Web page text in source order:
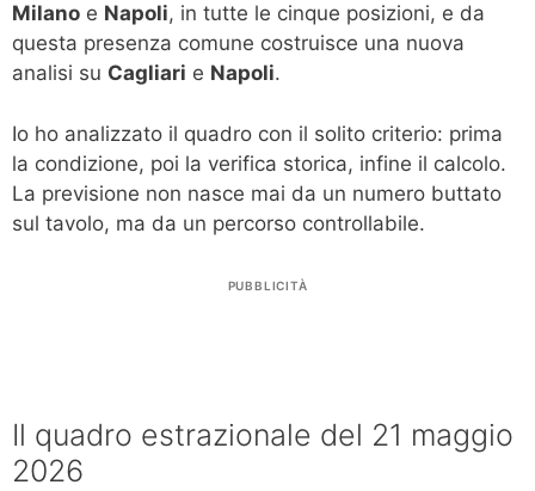
Milano e Napoli, in tutte le cinque posizioni, e da
questa presenza comune costruisce una nuova
analisi su Cagliari e Napoli.
Io ho analizzato il quadro con il solito criterio: prima
la condizione, poi la verifica storica, infine il calcolo.
La previsione non nasce mai da un numero buttato
sul tavolo, ma da un percorso controllabile.
PUBBLICITÀ
Il quadro estrazionale del 21 maggio
2026